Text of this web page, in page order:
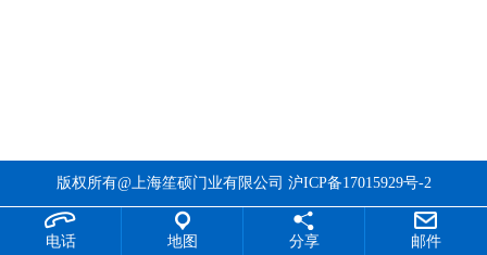
版权所有@上海笙硕门业有限公司 沪ICP备17015929号-2
电话 地图 分享 邮件